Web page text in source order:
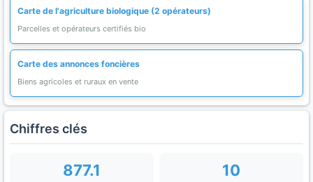
Carte de l'agriculture biologique (2 opérateurs)
Parcelles et opérateurs certifiés bio
Carte des annonces foncières
Biens agricoles et ruraux en vente
Chiffres clés
877.1 10